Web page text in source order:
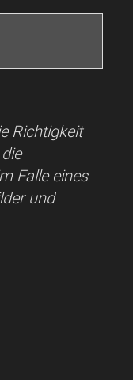
Richtigkeit
Falle eines
und